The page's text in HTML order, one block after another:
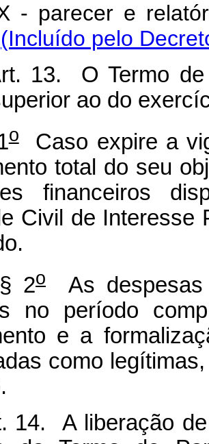
- parecer e
(Incluído pelo
13. O Termo de
ao do
oCaso expire a
total do seu
financeiros
Civil de Interesse
o
As despesas
no período
e a
como
14. A liberação